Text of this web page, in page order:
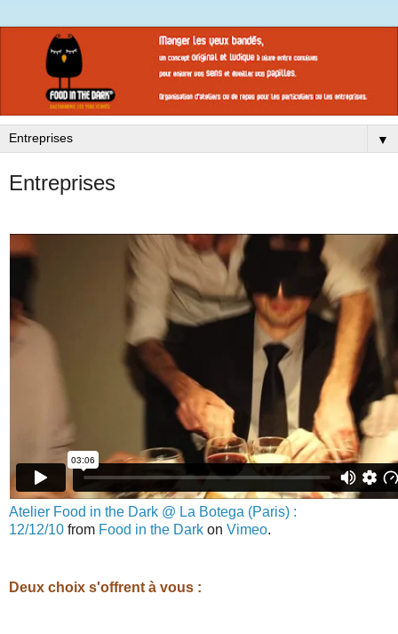
▼
Entreprises
Atelier Food in the Dark @ La Botega (Paris) :
12/12/10 from Food in the Dark on Vimeo.
Deux choix s'offrent à vous :